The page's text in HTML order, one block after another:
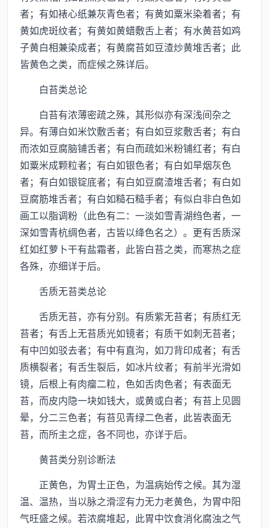
者；有如裱心纸兼灰青色者；有黄如粟米染着者；有
黄如虎斑纹者；有黄如黄蜡敷舌上者；有水黄苔如鸡
子黄白相兼染成者；有黄腐苔如豆渣炒黄堆舌者；此
皆黄色之类，而症候之殊详后。
白苔类总论
白苔有浓薄密疏之殊，其形似亦有深浅间杂之
异。有薄白如米饮敷舌者；有白如豆浆敷舌者；有白
而浓如豆腐脑铺舌者；有白而疏如米粉铺红者；有白
如粟米成颗粒者；有白如银色者；有白如旱烟灰色
者；有白如银锭底者；有白如豆腐渣堆舌者；有白如
豆腐筋堆舌者；有白如糙石糙手者；有似白非白色如
画工以脂调粉（此色有二：一淡如雪青湖绉色者，一
深如雪青杭绸色者，古皆以绛色名之）。更有舌质深
红如红萝卜干有盐霜者，此皆白苔之类，而寒热之症
各殊，亦细详于后。
舌质无苔类总论
舌质无苔，亦有分别。有质紫无苔者；有质红无
苔者；有舌上无苔质光如镜者；有质干如刺无苔者；
有中凹如驳去者；有中有直沟，如刀背印成者；有舌
质横裂者；有舌生裂后，如冰片纹者；有前半光滑如
镜，后根上有肉瘤二粒，色如舌肉色者；有表面无
苔，而皮内隐一块如钱大，或黄或白者；有苔上见圆
晕，分二三色者；有苔见青绿二色者，此皆表面无
苔，而所主之症，各不同也，亦详于后。
黄苔类分别诊断法
正黄色，为胃土正色，为温病始传之候。其为湿
温、温热，当以脉之滑涩有力无力老黄色，为胃中阳
气旺盛之候。若浓腐堆起，此胃中饮食消化腐浊之气